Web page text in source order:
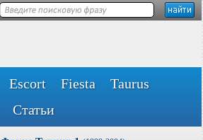
Escort Fiesta
Taurus
Статьи